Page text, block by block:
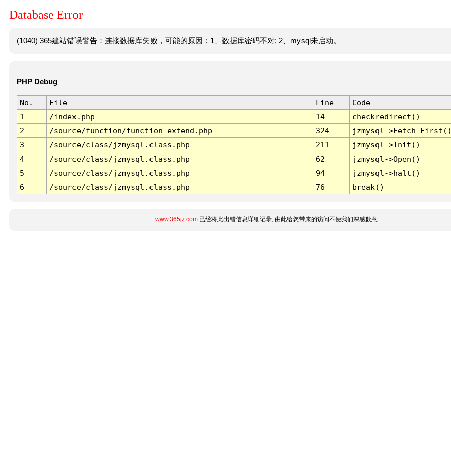
Database Error
(1040) 365建站错误警告：连接数据库失败，可能的原因：1、数据库密码不对; 2、mysql未启动。
PHP Debug
No. File Line
Code
1
/index.php 14
checkredirect()
2
/source/function/function_extend.php 324
jzmysql-
3
/source/class/jzmysql.class.php 211
jzmysql->Init()
4
/source/class/jzmysql.class.php 62
jzmysql->Open()
5
/source/class/jzmysql.class.php 94
jzmysql->halt()
6
/source/class/jzmysql.class.php 76 break()
www.365jz.com已经将此出错信息详细记录, 由此给您带来的访问不便我们深感歉意.